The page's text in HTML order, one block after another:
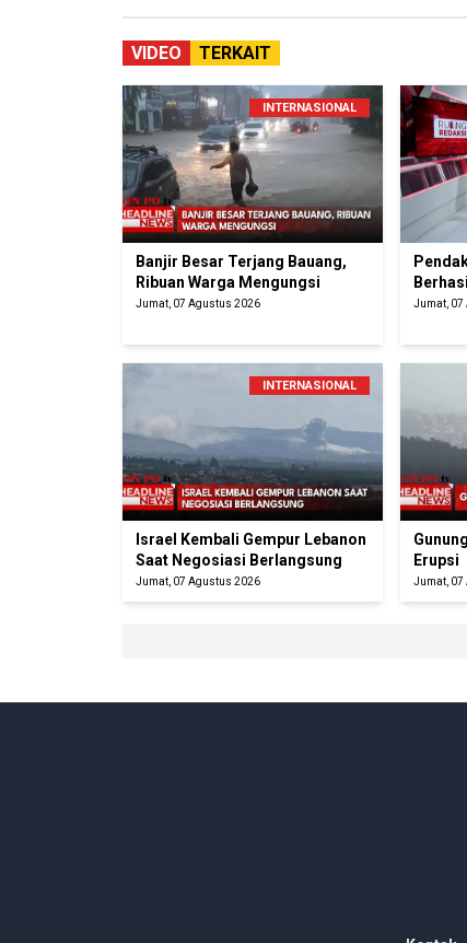
VIDEO TERKAIT
INTERNASIONAL
Banjir Besar Terjang Bauang,
Ribuan Warga Mengungsi
Jumat, 07 Agustus 2026 Jumat, 07
INTERNASIONAL
Israel Kembali Gempur Lebanon
Saat Negosiasi Berlangsung
Jumat, 07 Agustus 2026
Erupsi
Jumat, 07